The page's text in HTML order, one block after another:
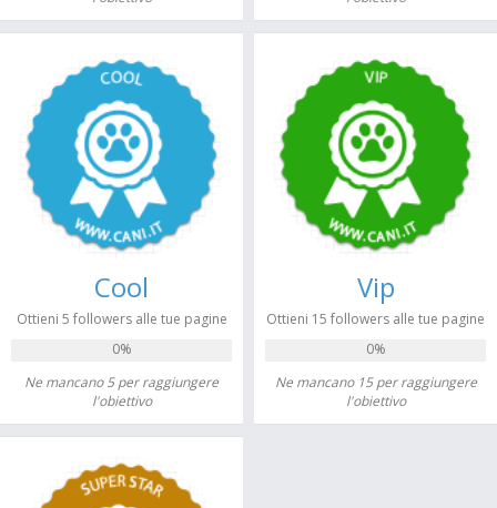
Cool
Ottieni 5 followers alle tue pagine
0%
Ne mancano 5 per raggiungere
l'obiettivo
Vip
Ottieni 15 followers alle tue pagine
0%
Ne mancano 15 per raggiungere
l'obiettivo